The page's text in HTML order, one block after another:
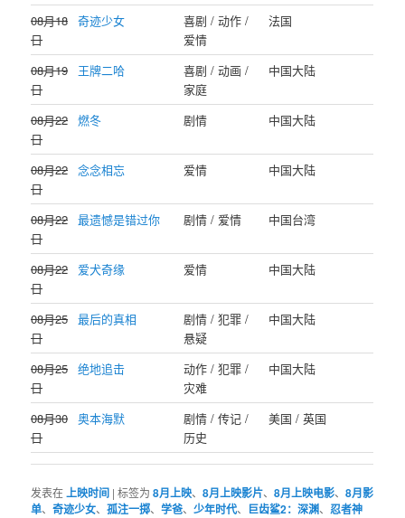
08月18
日
奇迹少女
喜剧 / 动作 /
爱情
法国
08月19
日
王牌二哈
喜剧 / 动画 /
家庭
中国大陆
08月22
日
燃冬 剧情 中国大陆
08月22
日
念念相忘 爱情 中国大陆
08月22
日
最遗憾是错过你 剧情 / 爱情 中国台湾
08月22
日
爱犬奇缘 爱情 中国大陆
08月25
日
最后的真相
剧情 / 犯罪 /
悬疑
中国大陆
08月25
日
绝地追击
动作 / 犯罪 /
灾难
中国大陆
08月30
日
奥本海默
剧情 / 传记 /
历史
美国 / 英国
发表在上映时间 |标签为 8月上映、8月上映影片、8月上映电影、8月影
单、奇迹少女、孤注一掷、学爸、少年时代、 巨齿鲨2：深渊、 忍者神